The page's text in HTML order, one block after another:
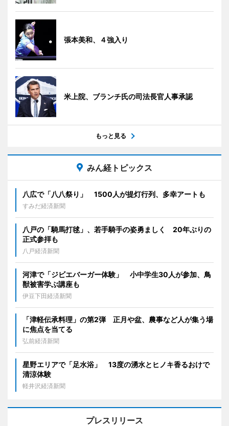
張本美和、４強入り
米上院、ブランチ氏の司法長官人事承認
もっと見る
みん経トピックス
八広で「八八祭り」 1500人が提灯行列、多幸アートも
すみだ経済新聞
八戸の「騎馬打毬」、若手騎手の姿勇ましく 20年ぶりの
正式参拝も
八戸経済新聞
河津で「ジビエバーガー体験」 小中学生30人が参加、鳥
獣被害学ぶ講座も
伊豆下田経済新聞
「津軽伝承料理」の第2弾 正月や盆、農事など人が集う場
に焦点を当てる
弘前経済新聞
星野エリアで「足水浴」 13度の湧水とヒノキ香るおけで
清涼体験
軽井沢経済新聞
プレスリリース